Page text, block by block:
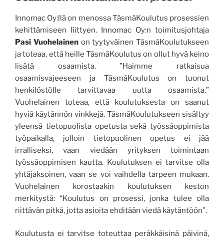
Innomac Oy:llä on menossa TäsmäKoulutus prosessien
kehittämiseen liittyen. Innomac Oy:n toimitusjohtaja
Pasi Vuohelainenon tyytyväinen TäsmäKoulutukseen
ja toteaa, että heille TäsmäKoulutus on ollut hyvä keino
lisätä osaamista. ”Haimme ratkaisua
osaamisvajeeseen ja TäsmäKoulutus on tuonut
henkilöstölle tarvittavaa uutta osaamista.”
Vuohelainen toteaa, että koulutuksesta on saanut
hyviä käytännön vinkkejä. TäsmäKoulutukseen sisältyy
yleensä tietopuolista opetusta sekä työssäoppimista
työpaikalla, jolloin tietopuolinen opetus ei jää
irralliseksi, vaan viedään yrityksen toimintaan
työssäoppimisen kautta. Koulutuksen ei tarvitse olla
yhtäjaksoinen, vaan se voi vaihdella tarpeen mukaan.
Vuohelainen korostaakin koulutuksen keston
merkitystä: “Koulutus on prosessi, jonka tulee olla
riittävän pitkä, jotta asioita ehditään viedä käytäntöön”.
Koulutusta ei tarvitse toteuttaa peräkkäisinä päivinä,